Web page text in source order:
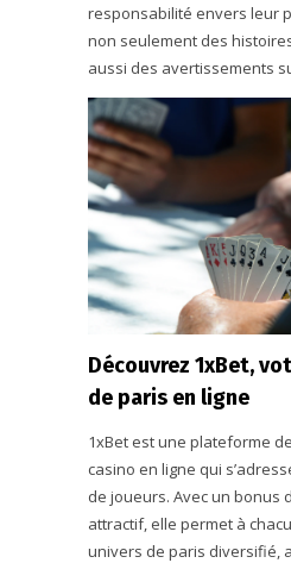
responsabilité envers leur
non seulement des
aussi des avertissements
Découvrez 1xBet,
de paris en ligne
1xBet est une plateforme
casino en ligne qui
de joueurs. Avec un bonus
attractif, elle permet à
univers de paris diversifié,